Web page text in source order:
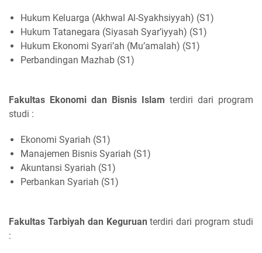
Hukum Keluarga (Akhwal Al-Syakhsiyyah) (S1)
Hukum Tatanegara (Siyasah Syar’iyyah) (S1)
Hukum Ekonomi Syari’ah (Mu’amalah) (S1)
Perbandingan Mazhab (S1)
Fakultas Ekonomi dan Bisnis Islam terdiri dari program
studi :
Ekonomi Syariah (S1)
Manajemen Bisnis Syariah (S1)
Akuntansi Syariah (S1)
Perbankan Syariah (S1)
Fakultas Tarbiyah dan Keguruan terdiri dari program studi
: